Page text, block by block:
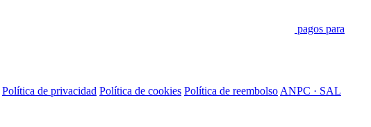
pagos para
Política de privacidad Política de cookies Política de reembolso ANPC · SAL